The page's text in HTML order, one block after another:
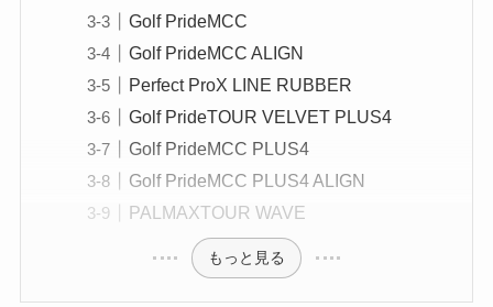
Golf PrideMCC
Golf PrideMCC ALIGN
Perfect ProX LINE RUBBER
Golf PrideTOUR VELVET PLUS4
Golf PrideMCC PLUS4
Golf PrideMCC PLUS4 ALIGN
PALMAXTOUR WAVE
もっと見る